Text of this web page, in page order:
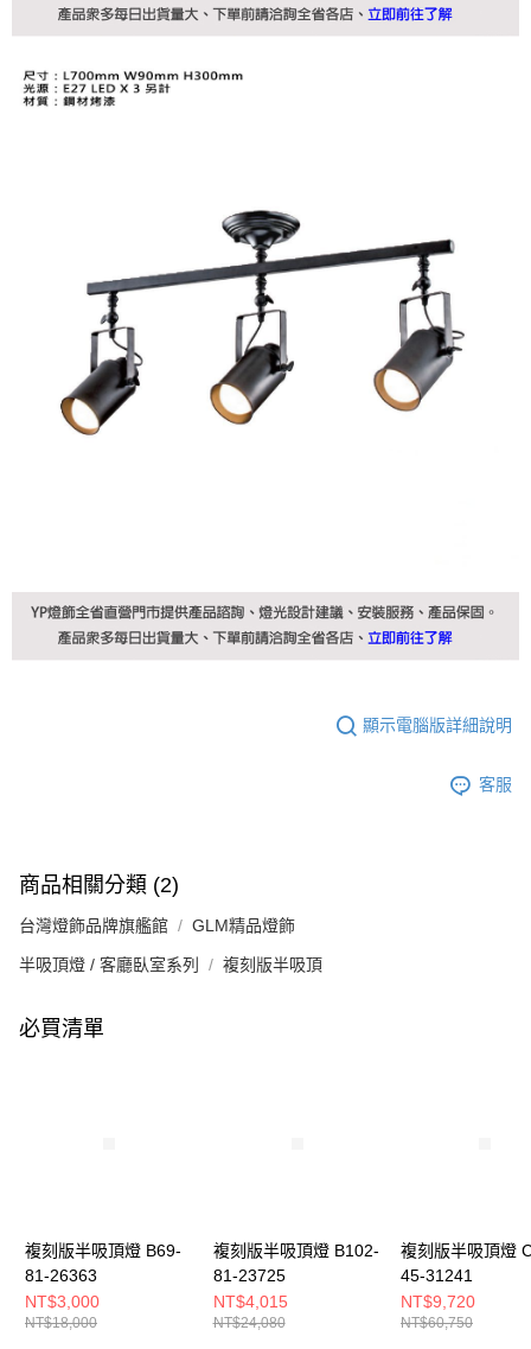
顯示電腦版詳細說明
客服
商品相關分類 (2)
台灣燈飾品牌旗艦館 GLM精品燈飾
半吸頂燈 / 客廳臥室系列 複刻版半吸頂
必買清單
複刻版半吸頂燈 B69-
81-26363
NT$3,000
NT$18,000
複刻版半吸頂燈 B102-
81-23725
NT$4,015
NT$24,080
複刻版半吸頂燈
45-31241
NT$9,720
NT$60,750